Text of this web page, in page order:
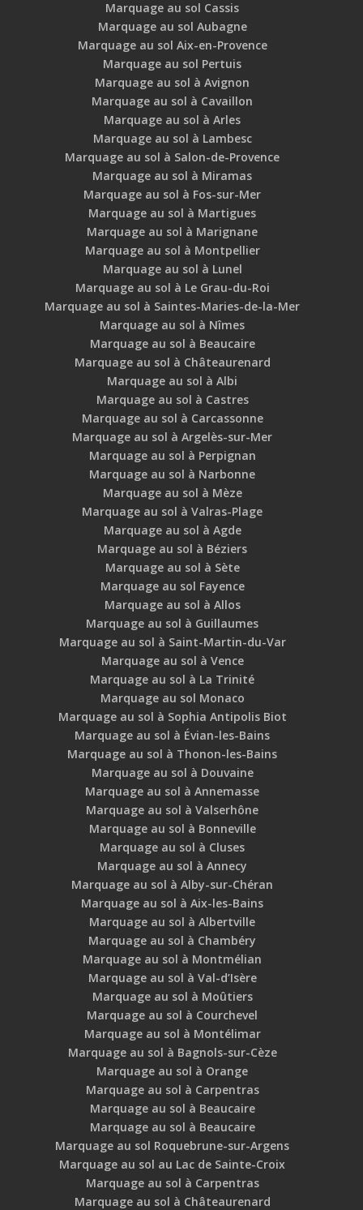
Marquage au sol Cassis
Marquage au sol Aubagne
Marquage au sol Aix-en-Provence
Marquage au sol Pertuis
Marquage au sol à Avignon
Marquage au sol à Cavaillon
Marquage au sol à Arles
Marquage au sol à Lambesc
Marquage au sol à Salon-de-Provence
Marquage au sol à Miramas
Marquage au sol à Fos-sur-Mer
Marquage au sol à Martigues
Marquage au sol à Marignane
Marquage au sol à Montpellier
Marquage au sol à Lunel
Marquage au sol à Le Grau-du-Roi
Marquage au sol à Saintes-Maries-de-la-Mer
Marquage au sol à Nîmes
Marquage au sol à Beaucaire
Marquage au sol à Châteaurenard
Marquage au sol à Albi
Marquage au sol à Castres
Marquage au sol à Carcassonne
Marquage au sol à Argelès-sur-Mer
Marquage au sol à Perpignan
Marquage au sol à Narbonne
Marquage au sol à Mèze
Marquage au sol à Valras-Plage
Marquage au sol à Agde
Marquage au sol à Béziers
Marquage au sol à Sète
Marquage au sol Fayence
Marquage au sol à Allos
Marquage au sol à Guillaumes
Marquage au sol à Saint-Martin-du-Var
Marquage au sol à Vence
Marquage au sol à La Trinité
Marquage au sol Monaco
Marquage au sol à Sophia Antipolis Biot
Marquage au sol à Évian-les-Bains
Marquage au sol à Thonon-les-Bains
Marquage au sol à Douvaine
Marquage au sol à Annemasse
Marquage au sol à Valserhône
Marquage au sol à Bonneville
Marquage au sol à Cluses
Marquage au sol à Annecy
Marquage au sol à Alby-sur-Chéran
Marquage au sol à Aix-les-Bains
Marquage au sol à Albertville
Marquage au sol à Chambéry
Marquage au sol à Montmélian
Marquage au sol à Val-d’Isère
Marquage au sol à Moûtiers
Marquage au sol à Courchevel
Marquage au sol à Montélimar
Marquage au sol à Bagnols-sur-Cèze
Marquage au sol à Orange
Marquage au sol à Carpentras
Marquage au sol à Beaucaire
Marquage au sol à Beaucaire
Marquage au sol Roquebrune-sur-Argens
Marquage au sol au Lac de Sainte-Croix
Marquage au sol à Carpentras
Marquage au sol à Châteaurenard